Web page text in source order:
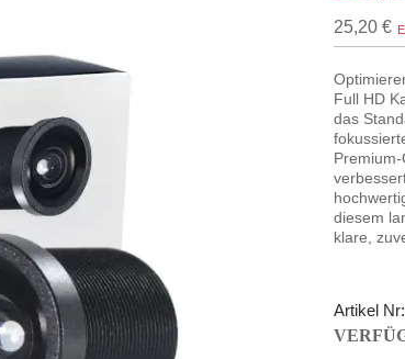
25,20 €
Full HD
das
diesem
klare,
Artikel Nr: